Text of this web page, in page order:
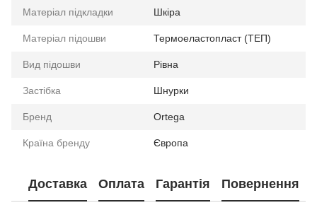
Матеріал підкладки Шкіра
Матеріал підошви Термоеластопласт (ТЕП)
Вид підошви Рівна
Застібка Шнурки
Бренд Ortega
Країна бренду Європа
Доставка Оплата Гарантія Повернення